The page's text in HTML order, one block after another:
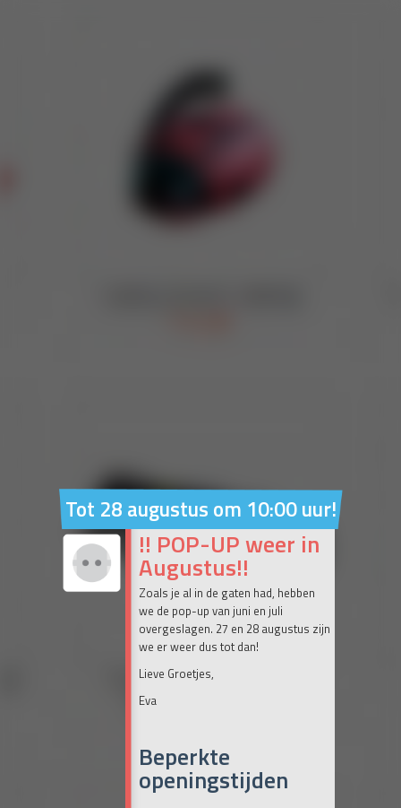
Tot 28 augustus om 10:00 uur!
!! POP-UP weer in
Augustus!!
Zoals je al in de gaten had, hebben
we de pop-up van juni en juli
overgeslagen. 27 en 28 augustus zijn
we er weer dus tot dan!
Lieve Groetjes,
Eva
Beperkte
openingstijden